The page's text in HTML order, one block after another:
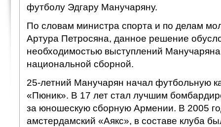
футболу Эдгару Манучаряну.
По словам министра спорта и по делам
Артура Петросяна, данное решение
необходимостью выступлений Манучаряна
национальной сборной.
25-летний Манучарян начал футбольную
«Пюник». В 17 лет стал лучшим
за юношескую сборную Армении. В 2005
амстердамский «Аякс», в составе клуба